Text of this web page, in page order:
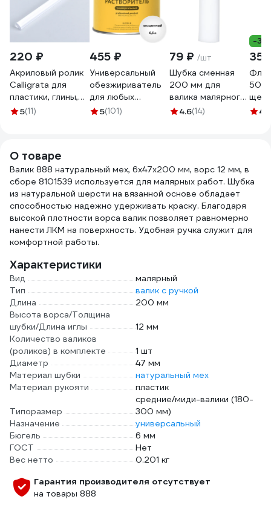
220 ₽
Акриловый ролик
Calligrata для
пластики, глины,
пластилина,
5(11)
455 ₽
Универсальный
обезжириватель
для любых
поверхностей
5(101)
79 ₽ /шт
Шубка сменная
200 мм для
валика малярного
Поролон
4.6(14)
-31%
35
4.6
О товаре
Валик 888 натуральный мех, 6x47x200 мм, ворс 12 мм, в
сборе 8101539 используется для малярных работ. Шубка
из натуральной шерсти на вязанной основе обладает
способностью надежно удерживать краску. Благодаря
высокой плотности ворса валик позволяет равномерно
нанести ЛКМ на поверхность. Удобная ручка служит для
комфортной работы.
Характеристики
Вид
малярный
Тип
валик с ручкой
Длина
200 мм
Высота ворса/Толщина
шубки/Длина иглы
12 мм
Количество валиков
(роликов) в комплекте
1 шт
Диаметр
47 мм
Материал шубки
натуральный мех
Материал рукояти
пластик
Типоразмер
средние/миди-валики (180-
300 мм)
Назначение
универсальный
Бюгель
6 мм
ГОСТ
Нет
Вес нетто
0.201 кг
Гарантия производителя отсутствует
на товары 888